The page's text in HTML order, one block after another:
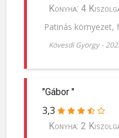
Konyha: 4
Patinás környezet,
Kövesdi György -
"Gábor "
3,3
Konyha: 2